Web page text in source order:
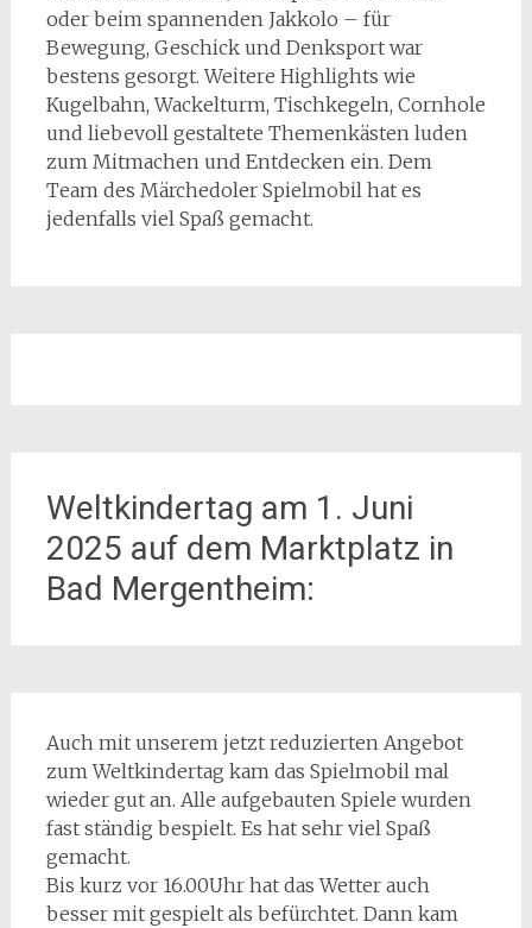
oder beim spannenden Jakkolo – für
Bewegung, Geschick und Denksport war
bestens gesorgt. Weitere Highlights wie
Kugelbahn, Wackelturm, Tischkegeln, Cornhole
und liebevoll gestaltete Themenkästen luden
zum Mitmachen und Entdecken ein. Dem
Team des Märchedoler Spielmobil hat es
jedenfalls viel Spaß gemacht.
Weltkindertag am 1. Juni
2025 auf dem Marktplatz in
Bad Mergentheim:
Auch mit unserem jetzt reduzierten Angebot
zum Weltkindertag kam das Spielmobil mal
wieder gut an. Alle aufgebauten Spiele wurden
fast ständig bespielt. Es hat sehr viel Spaß
gemacht.
Bis kurz vor 16.00Uhr hat das Wetter auch
besser mit gespielt als befürchtet. Dann kam